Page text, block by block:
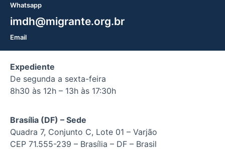
Whatsapp
imdh@migrante.org.br
Email
Expediente
De segunda a sexta-feira
8h30 às 12h – 13h às 17:30h
Brasília (DF) – Sede
Quadra 7, Conjunto C, Lote 01 – Varjão
CEP 71.555-239 – Brasília – DF – Brasil